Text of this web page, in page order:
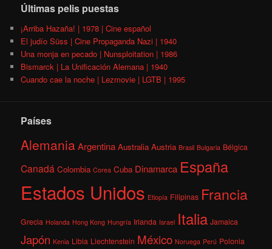
Últimas pelis puestas
¡Arriba Hazaña! | 1978 | Cine español
El judío Süss | Cine Propaganda Nazi | 1940
Una monja en pecado | Nunsploitation | 1986
Bismarck | La Unificación Alemana | 1940
Cuando cae la noche | Lezmovie | LGTB | 1995
Países
AlemaniaArgentina Australia Austria Brasil Bulgaria Bélgica
Canadá Colombia Corea Cuba Dinamarca España
Estados Unidos Etiopía Filipinas Francia
Grecia Holanda Hong Kong Hungría Irlanda Israel Italia Jamaica
Japón Kenia Libia Liechtenstein México Noruega Perú Polonia